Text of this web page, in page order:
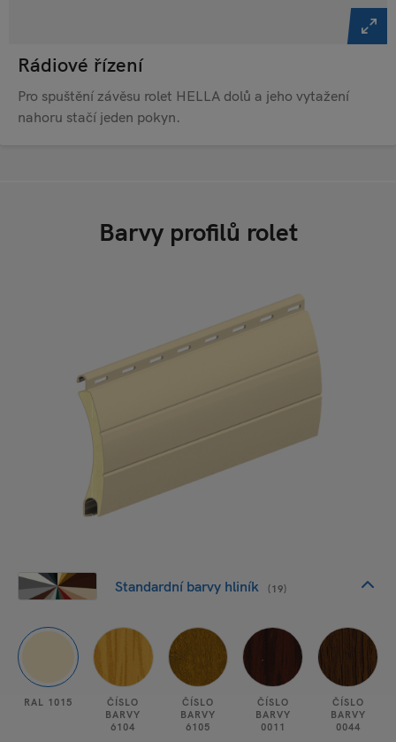
Rádiové řízení
Pro spuštění závěsu rolet HELLA dolů a jeho vytažení
nahoru stačí jeden pokyn.
Barvy profilů rolet
Standardní barvy hliník (19)
RAL 1015
ČÍSLO
BARVY
6104
ČÍSLO
BARVY
6105
ČÍSLO
BARVY
0011
ČÍSLO
BARVY
0044